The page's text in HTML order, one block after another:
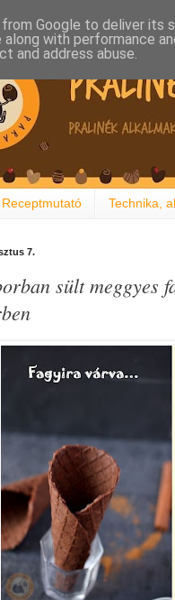
Receptmutató Technika,
7.
sült meggyes
Google to deliver its
along with performance
and address abuse.